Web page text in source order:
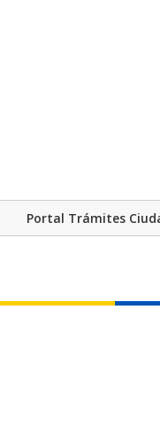
Portal Trámites